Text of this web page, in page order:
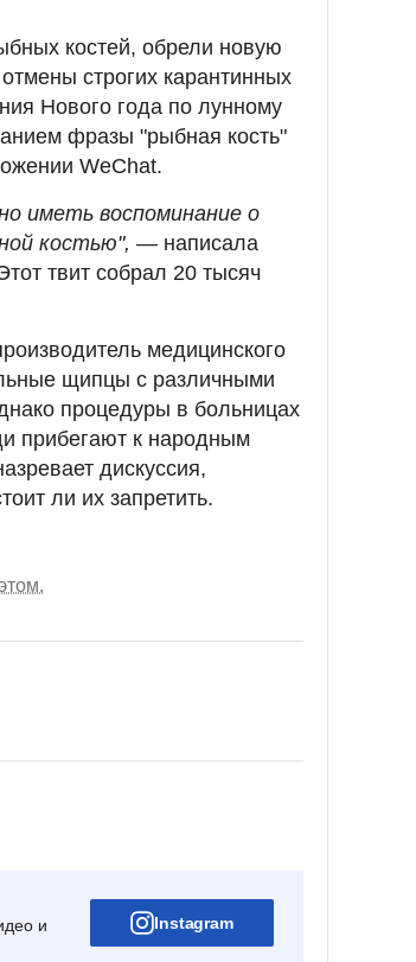
костей, обрели новую
строгих карантинных
Нового года по лунному
фразы "рыбная кость"
WeChat.
иметь воспоминание о
костью", — написала
твит собрал 20 тысяч
медицинского
щипцы с различными
процедуры в больницах
прибегают к народным
дискуссия,
ли их запретить.
и
Instagram